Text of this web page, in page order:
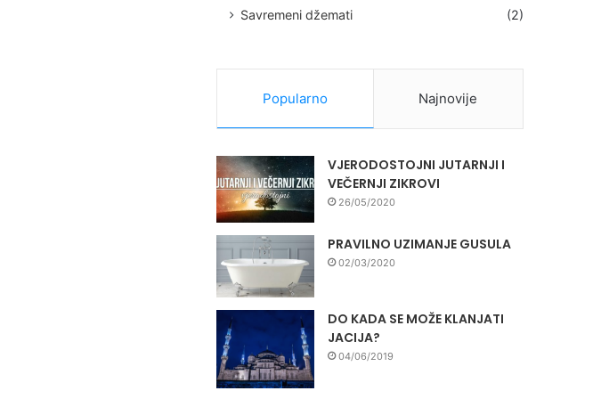
Savremeni džemati
(2)
Popularno Najnovije
VJERODOSTOJNI JUTARNJI I
VEČERNJI ZIKROVI
26/05/2020
PRAVILNO UZIMANJE GUSULA
02/03/2020
DO KADA SE MOŽE KLANJATI
JACIJA?
04/06/2019